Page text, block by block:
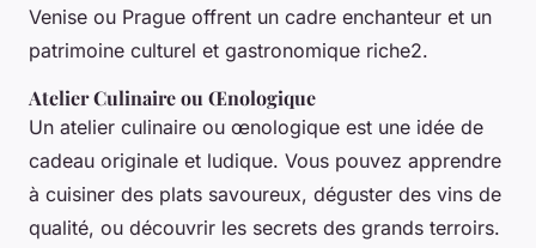
Venise ou Prague offrent un cadre enchanteur et un
patrimoine culturel et gastronomique riche2.
Atelier Culinaire ou Œnologique
Un atelier culinaire ou œnologique est une idée de
cadeau originale et ludique. Vous pouvez apprendre
à cuisiner des plats savoureux, déguster des vins de
qualité, ou découvrir les secrets des grands terroirs.